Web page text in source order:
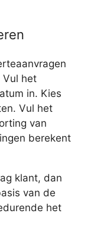
Vul het
in. Kies
Vul het
van
berekent
klant, dan
van de
het